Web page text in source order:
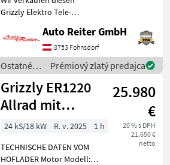
Grizzly Elektro Tele-
sagenhaften Hubkraft von
900kg. Die geschlossene
Kabine schützt optimal vor
Kälte im Winter. Dieser Radl
Auto Reiter GmbH
8753 Fohnsdorf
Ostatné
poľnohospodárske
silové
stroje /
Grizzly
Prémiový zlatý predajca
Grizzly ER1220
Allrad mit
Kubota Motor
25.980
€
20 % s DPH
21.650 €
netto
24 kS/18 kW R. v. 2025
1 h
TECHNISCHE DATEN VOM
HOFLADER Motor Modell: